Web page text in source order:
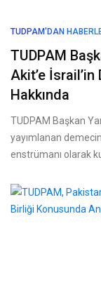
TUDPAM'DAN
TUDPAM
Akit’e
Hakkında
TUDPAM Başkan
yayımlanan
enstrümanı olarak